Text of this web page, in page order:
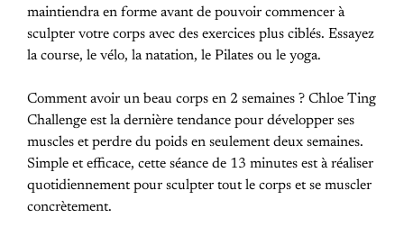
maintiendra en forme avant de pouvoir commencer à
sculpter votre corps avec des exercices plus ciblés. Essayez
la course, le vélo, la natation, le Pilates ou le yoga.
Comment avoir un beau corps en 2 semaines ? Chloe Ting
Challenge est la dernière tendance pour développer ses
muscles et perdre du poids en seulement deux semaines.
Simple et efficace, cette séance de 13 minutes est à réaliser
quotidiennement pour sculpter tout le corps et se muscler
concrètement.